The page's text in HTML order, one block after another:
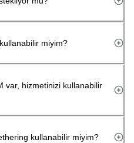
miyim?
var, hizmetinizi kullanabilir
kullanabilir miyim?